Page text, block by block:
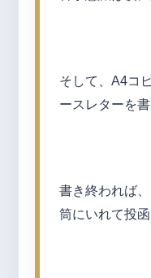
そして、A4コ
ースレターを
書き終われば
筒にいれて投函